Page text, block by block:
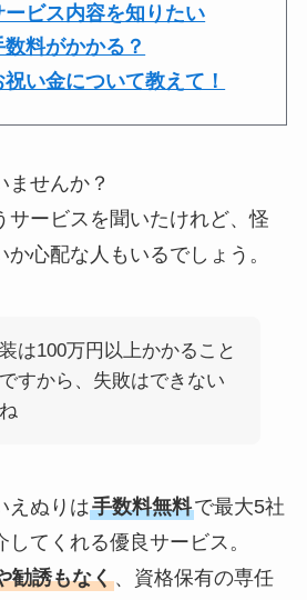
ビス内容を知りたい
料がかかる？
い金について教えて！
ませんか？
サービスを聞いたけれど、怪
か心配な人もいるでしょう。
は100万円以上かかること
すから、失敗はできない
えぬりは手数料無料で最大5社
してくれる優良サービス。
勧誘もなく、資格保有の専任